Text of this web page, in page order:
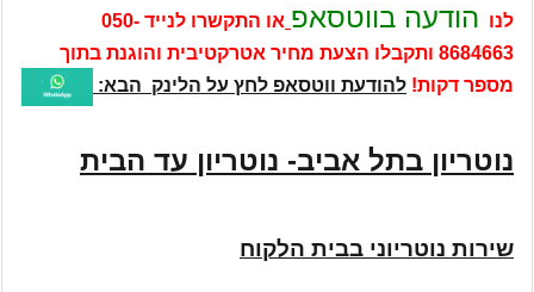
לנו הודעה בווטסאפ או התקשרו לנייד 050-
8684663 ותקבלו הצעת מחיר אטרקטיבית והוגנת בתוך
מספר דקות! להודעת ווטסאפ לחץ על הלינק הבא:
נוטריון בתל אביב- נוטריון עד הבית
שירות נוטריוני בבית הלקוח